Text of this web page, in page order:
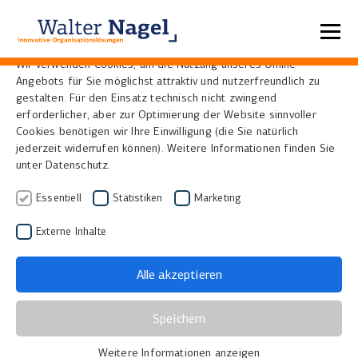
Home News
Start der „Digitalen
Sammlungen“ – Neues
Internetangebot der
Badischen
Landesbibliothek
19.12.2010
Mit ihren reichen Hand- und
Datenschutzeinstellungen
Wir verwenden Cookies, um die Nutzung unseres Online-
Angebots für Sie möglichst attraktiv und nutzerfreundlich zu
gestalten. Für den Einsatz technisch nicht zwingend
erforderlicher, aber zur Optimierung der Website sinnvoller
Cookies benötigen wir Ihre Einwilligung (die Sie natürlich
jederzeit widerrufen können). Weitere Informationen finden Sie
unter Datenschutz.
Essentiell Statistiken Marketing
Externe Inhalte
Alle akzeptieren
Speichern
Weitere Informationen anzeigen